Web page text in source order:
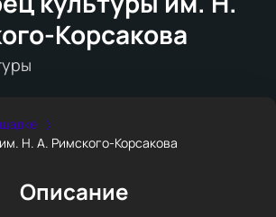
Корсакова
Н. А. Римского-Корсакова
Описание